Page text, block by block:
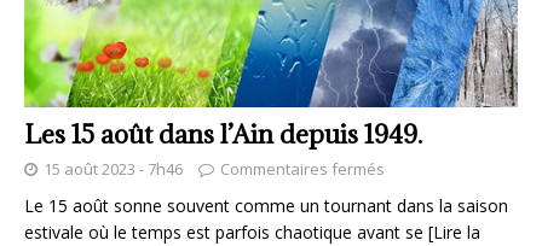
Les 15 août dans l’Ain depuis 1949.
15 août 2023 - 7h46 Commentaires fermés
Le 15 août sonne souvent comme un tournant dans la saison
estivale où le temps est parfois chaotique avant se [Lire la